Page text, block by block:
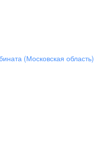
(Московская область)